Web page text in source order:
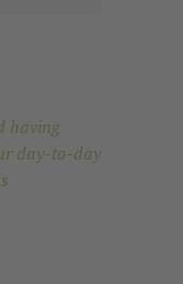
having
day-to-day